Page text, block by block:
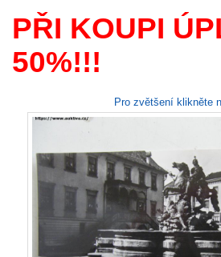
PŘI KOUPI
50%!!!
Pro zvětšení klikněte